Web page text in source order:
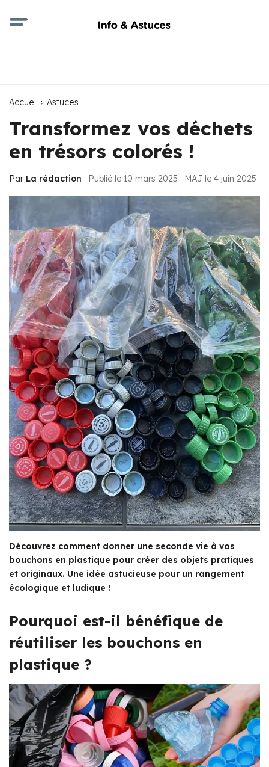
Accueil Astuces
Transformez vos déchets
en trésors colorés !
Par La rédaction Publié le 10 mars 2025 MAJ le 4 juin 2025
Découvrez comment donner une seconde vie à vos
bouchons en plastique pour créer des objets pratiques
et originaux. Une idée astucieuse pour un rangement
écologique et ludique !
Pourquoi est-il bénéfique de
réutiliser les bouchons en
plastique ?